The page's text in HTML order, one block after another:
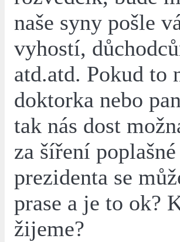
naše syny pošle
vyhostí,
atd.atd. Pokud to
doktorka nebo
tak nás dost
za šíření
prezidenta se
prase a je to ok?
žijeme?